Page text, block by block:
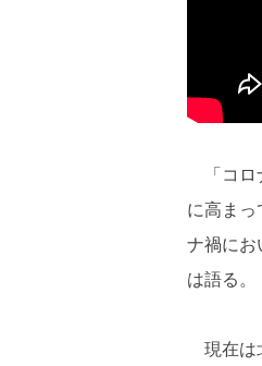
「コロ
に高まっ
ナ禍にお
は語る。
現在は